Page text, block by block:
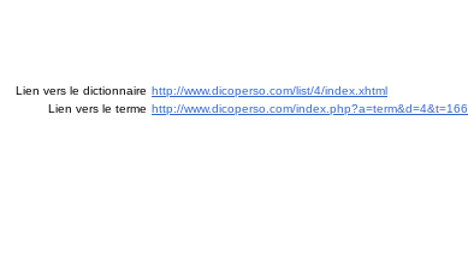
Lien vers le dictionnaire http://www.dicoperso.com/list/4/index.xhtml
Lien vers le terme http://www.dicoperso.com/index.php?a=term&d=4&t=166